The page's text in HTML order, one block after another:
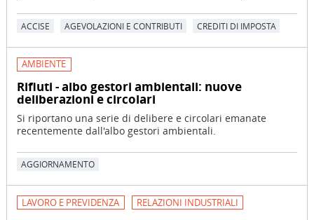
ACCISE AGEVOLAZIONI E CONTRIBUTI CREDITI DI IMPOSTA
AMBIENTE
Rifiuti - albo gestori ambientali: nuove
deliberazioni e circolari
Si riportano una serie di delibere e circolari emanate
recentemente dall'albo gestori ambientali.
AGGIORNAMENTO
LAVORO E PREVIDENZA RELAZIONI INDUSTRIALI